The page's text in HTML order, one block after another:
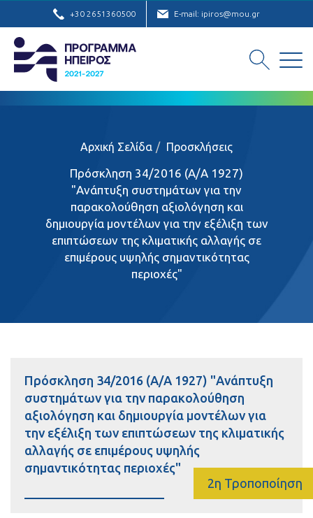
+30 2651360500 E-mail: ipiros@mou.gr
Αρχική Σελίδα Προσκλήσεις
Πρόσκληση 34/2016 (Α/Α 1927)
"Ανάπτυξη συστημάτων για την
παρακολούθηση αξιολόγηση και
δημιουργία μοντέλων για την εξέλιξη των
επιπτώσεων της κλιματικής αλλαγής σε
επιμέρους υψηλής σημαντικότητας
περιοχές"
Πρόσκληση 34/2016 (Α/Α 1927) "Ανάπτυξη
συστημάτων για την παρακολούθηση
αξιολόγηση και δημιουργία μοντέλων για
την εξέλιξη των επιπτώσεων της κλιματικής
αλλαγής σε επιμέρους υψηλής
σημαντικότητας περιοχές"
2η Τροποποίηση